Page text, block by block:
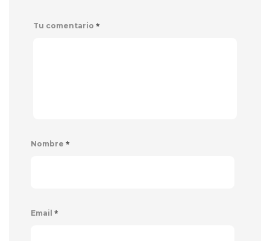
Tu comentario *
Nombre *
Email *